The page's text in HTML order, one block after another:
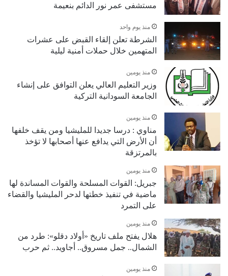
مستشفى عمر نور الدائم بنعيمة
منذ يوم واحد
الشرطة تعلن إلقاء القبض على عشرات
المتهمين خلال حملات أمنية ليلية
منذ يومين
وزير التعليم العالي يعلن التوافق على إنشاء
الجامعة السودانية التركية
منذ يومين
مناوي : درسا جديدا للمليشيا ومن يقف خلفها
أن الأرض التي يدافع عنها أصحابها لا تؤخذ
بالمرتزقة
منذ يومين
جبريل: القوات المسلحة والقوات المساندة لها
ماضية في تنفيذ خطتها لدحر المليشيا والقضاء
على التمرد
منذ يومين
هلال يفتح ملف تاريخ «أولاد دقلو»: طرد من
الشمال.. جمل مسروق.. أجاويد.. ثم حرب
منذ يومين